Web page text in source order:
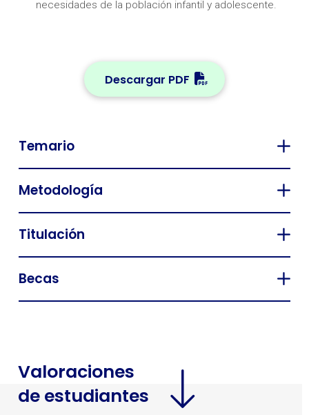
necesidades de la población infantil y adolescente.
Descargar PDF
Temario
Metodología
Titulación
Becas
Valoraciones
de estudiantes